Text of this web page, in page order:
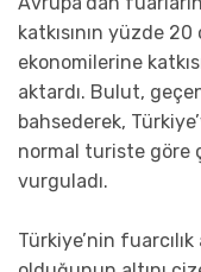
katkısının yüzde
ekonomilerine
aktardı. Bulut,
bahsederek,
normal turiste göre
vurguladı.
Türkiye’nin